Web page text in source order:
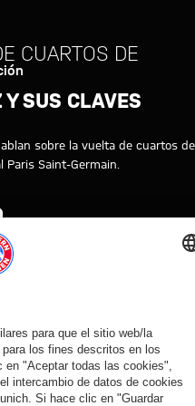
Paris
CUARTOS DE
SUS CLAVES
sobre la vuelta de cuartos de
Saint-Germain.
Vídeo
VÍDEO
ENTRE
BASTIDORES
Así vivió el
FC Bayern
VÍDEO
Jonas
Urbig,
ante
los